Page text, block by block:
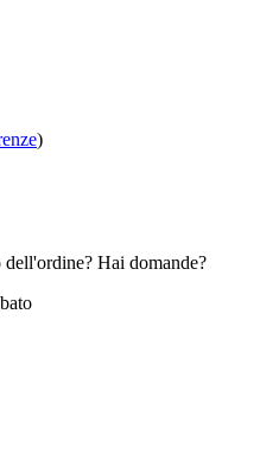
)
Hai domande?